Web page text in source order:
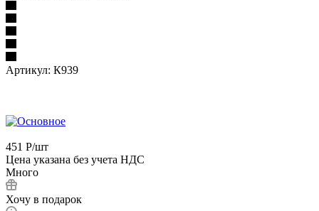
Артикул: К939
451 Р/шт
Цена указана без учета НДС
Много
Хочу в подарок